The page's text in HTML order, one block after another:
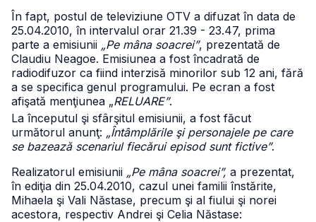
În fapt, postul de televiziune OTV a difuzat în data de
25.04.2010, în intervalul orar 21.39 - 23.47, prima
parte a emisiunii „Pe mâna soacrei”, prezentată de
Claudiu Neagoe. Emisiunea a fost încadrată de
radiodifuzor ca fiind interzisă minorilor sub 12 ani, fără
a se specifica genul programului. Pe ecran a fost
afişată menţiunea „RELUARE”.
La începutul şi sfârşitul emisiunii, a fost făcut
următorul anunţ: „Întâmplările şi personajele pe care
se bazează scenariul fiecărui episod sunt fictive”.
Realizatorul emisiunii „Pe mâna soacrei”, a prezentat,
în ediţia din 25.04.2010, cazul unei familii înstărite,
Mihaela şi Vali Năstase, precum şi al fiului şi norei
acestora, respectiv Andrei şi Celia Năstase: